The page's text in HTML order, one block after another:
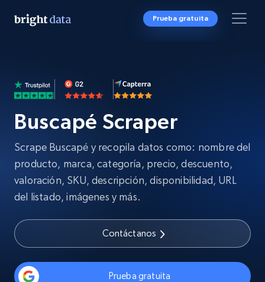
Prueba gratuita
Buscapé Scraper
Scrape Buscapé y recopila datos como: nombre del
producto, marca, categoría, precio, descuento,
valoración, SKU, descripción, disponibilidad, URL
del listado, imágenes y más.
Contáctanos
Prueba gratuita